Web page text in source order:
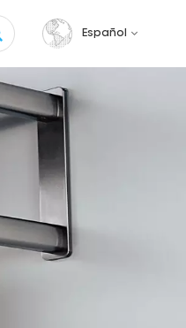
Español
English
français
русский
español